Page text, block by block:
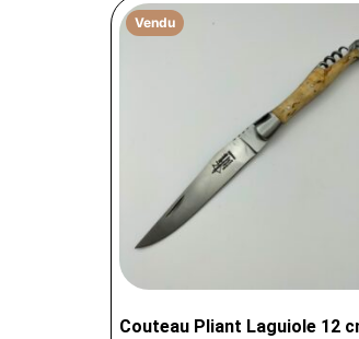
Vendu
Couteau Pliant Laguiole 12